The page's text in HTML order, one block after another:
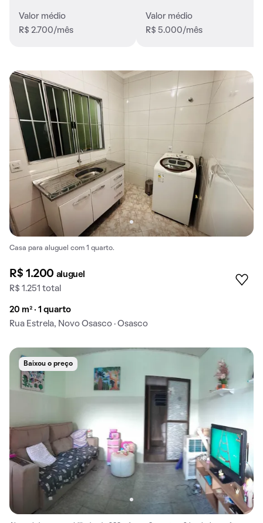
Valor médio
R$ 2.700/mês
Valor médio
R$ 5.000/mês
Casa para aluguel com 1 quarto.
R$ 1.200 aluguel
R$ 1.251 total
20 m² · 1 quarto
Rua Estrela, Novo Osasco · Osasco
Baixou o preço